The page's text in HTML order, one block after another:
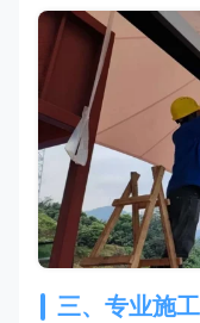
三、专业施